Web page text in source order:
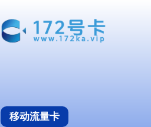
移动流量卡